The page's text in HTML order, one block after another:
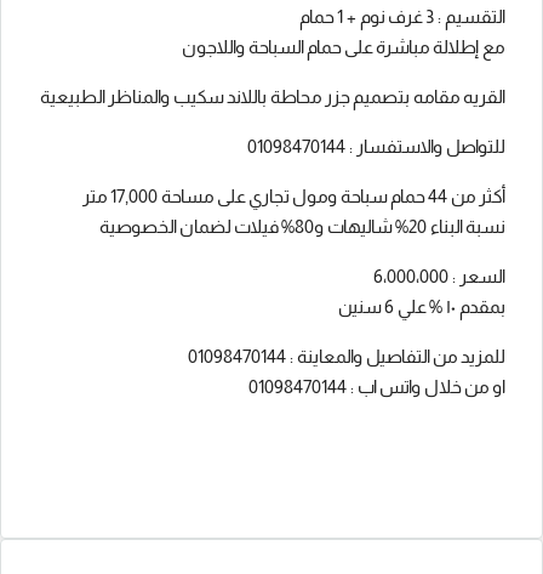
التقسيم : 3 غرف نوم + 1 حمام
مع إطلالة مباشرة على حمام السباحة واللاجون
القريه مقامه بتصميم جزر محاطة باللاند سكيب والمناظر الطبيعية
للتواصل والاستفسار : 01098470144
أكثر من 44 حمام سباحة ومول تجاري على مساحة 17,000 متر
نسبة البناء 20% شاليهات و80% فيلات لضمان الخصوصية
السعر : 6،000،000
بمقدم ١٠ % علي 6 سنين
للمزيد من التفاصيل والمعاينة : 01098470144
او من خلال واتس اب : 01098470144